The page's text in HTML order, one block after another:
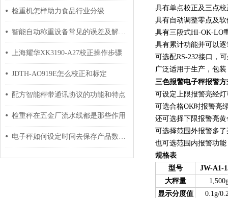
检重机怎样助力食品行业分级
智能自动称重设备常见的误差及解决方法
上海耀华XK3190-A27校正操作步骤
JDTH-AO919E怎么校正和标定
配方智能秤带通讯协议的功能和特点
检重秤在五金厂流水线都是那些作用
电子秤如何设定时间去保存产品数据？
具有单点校正及三点
具有自动调整零点及
具有三段式HI-OK-LO
具有累计功能并可以
可选配RS-232接口，
广泛适用于生产，包
三色报警电子秤报警
可设定上限报警亮经
可选合格OK时报警亮
还可选择下限报警亮
可选择范围外报警多
也可选范围内报警功
规格表
型号
JW-A1-
大秤量
显示分度值
0.1g/